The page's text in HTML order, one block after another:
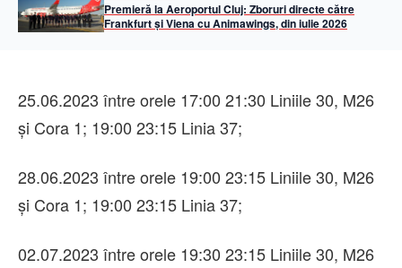
Premieră la Aeroportul Cluj: Zboruri directe către
Frankfurt și Viena cu Animawings, din iulie 2026
25.06.2023 între orele 17:00 21:30 Liniile 30, M26
și Cora 1; 19:00 23:15 Linia 37;
28.06.2023 între orele 19:00 23:15 Liniile 30, M26
și Cora 1; 19:00 23:15 Linia 37;
02.07.2023 între orele 19:30 23:15 Liniile 30, M26